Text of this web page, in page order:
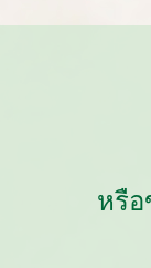
หรือ